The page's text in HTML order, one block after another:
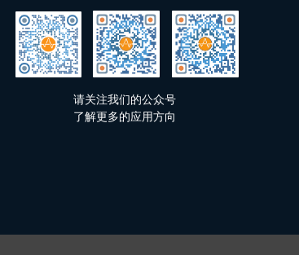
请关注我们的公众号
了解更多的应用方向